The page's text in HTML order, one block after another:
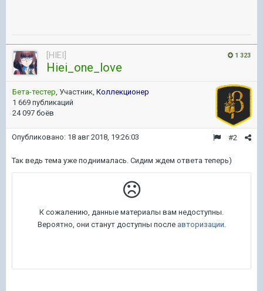
1 323
[HIEI]
Hiei_one_love
Бета-тестер, Участник, Коллекционер
1 669 публикаций
24 097 боёв
#2
Опубликовано: 18 авг 2018, 19:26:03
Так ведь тема уже поднималась. Сидим ждем ответа теперь)